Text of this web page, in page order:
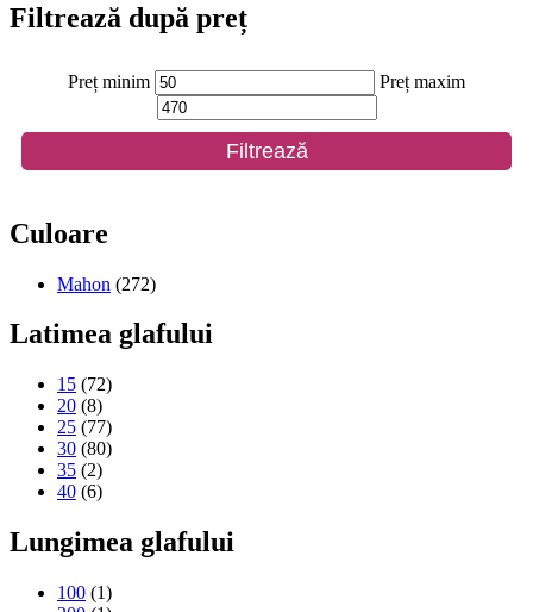
Filtrează după preț
Preț minim Preț maxim
Filtrează
Culoare
Mahon (272)
Latimea glafului
15 (72)
20 (8)
25 (77)
30 (80)
35 (2)
40 (6)
Lungimea glafului
100 (1)